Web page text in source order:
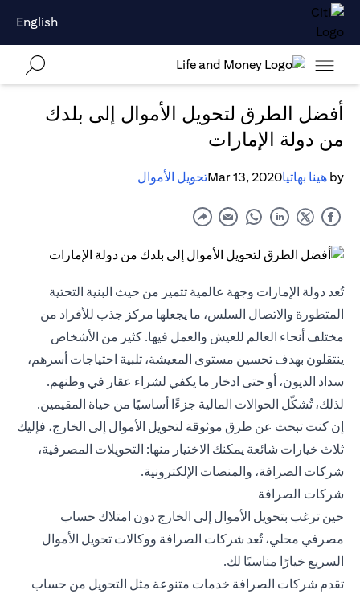
English
أفضل الطرق لتحويل الأموال إلى بلدك
من دولة الإمارات
by هينا بهاتياMar 13, 2020تحويل الأموال
تُعد دولة الإمارات وجهة عالمية تتميز من حيث البنية التحتية
المتطورة والاتصال السلس، ما يجعلها مركز جذب للأفراد من
مختلف أنحاء العالم للعيش والعمل فيها. كثير من الأشخاص
ينتقلون بهدف تحسين مستوى المعيشة، تلبية احتياجات أسرهم،
سداد الديون، أو حتى ادخار ما يكفي لشراء عقار في وطنهم.
لذلك، تُشكّل الحوالات المالية جزءًا أساسيًا من حياة المقيمين.
إن كنت تبحث عن طرق موثوقة لتحويل الأموال إلى الخارج، فإليك
ثلاث خيارات شائعة يمكنك الاختيار منها: التحويلات المصرفية،
شركات الصرافة، والمنصات الإلكترونية.
شركات الصرافة
حين ترغب بتحويل الأموال إلى الخارج دون امتلاك حساب
مصرفي محلي، تُعد شركات الصرافة ووكالات تحويل الأموال
السريع خيارًا مناسبًا لك.
تقدم شركات الصرافة خدمات متنوعة مثل التحويل من حساب